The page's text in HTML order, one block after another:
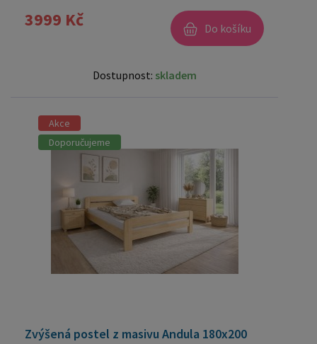
3999 Kč Do košíku
Dostupnost: skladem
Akce
Doporučujeme
Zvýšená postel z masivu Andula 180x200